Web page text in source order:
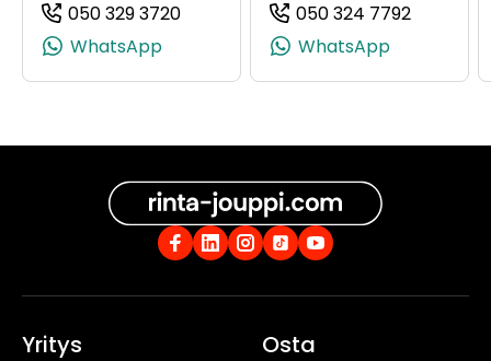
050 329 3720
(+358503293720, 0503293720,
WhatsApp
050 324 7792
WhatsApp
Yritys Osta